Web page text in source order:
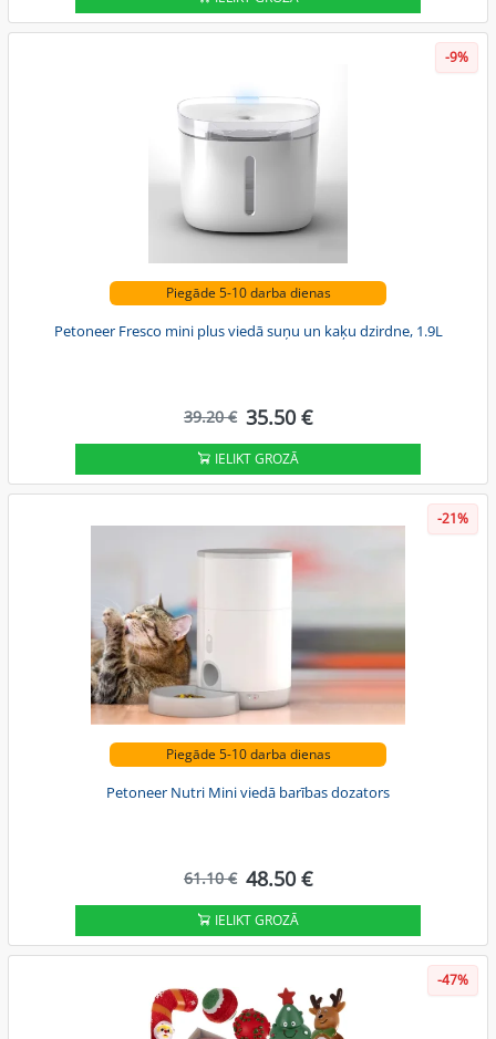
-9%
Piegāde 5-10 darba dienas
Petoneer Fresco mini plus viedā suņu un kaķu dzirdne, 1.9L
39.20 € 35.50 €
IELIKT GROZĀ
-21%
Piegāde 5-10 darba dienas
Petoneer Nutri Mini viedā barības dozators
61.10 € 48.50 €
IELIKT GROZĀ
-47%